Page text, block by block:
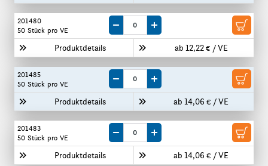
201480
50 Stück pro VE
Produktdetails ab 12,22 € / VE
Menge um eine VE reduzieren
Menge um eine VE erhöhen
201485
50 Stück pro VE
Produktdetails ab 14,06 € / VE
Menge um eine VE reduzieren
Menge um eine VE erhöhen
201483
50 Stück pro VE
Produktdetails ab 14,06 € / VE
Menge um eine VE reduzieren
Menge um eine VE erhöhen